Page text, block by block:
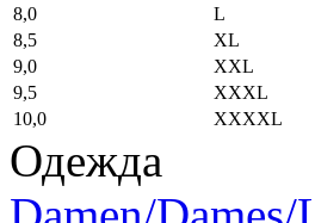
8,0
L
8,5
XL
9,0
XXL
9,5
XXXL
10,0
XXXXL
Одежда